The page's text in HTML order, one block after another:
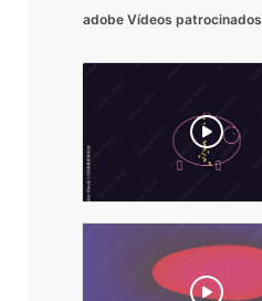
adobe Vídeos patrocinados